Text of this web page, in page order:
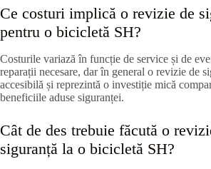
Ce costuri implică o revizie de
pentru o bicicletă SH?
Costurile variază în funcție de service și de
reparații necesare, dar în general o revizie de
accesibilă și reprezintă o investiție mică
beneficiile aduse siguranței.
Cât de des trebuie făcută o
siguranță la o bicicletă SH?